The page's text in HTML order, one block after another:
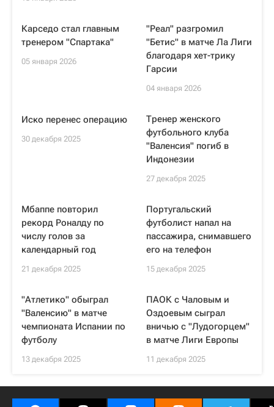
Карседо стал главным
тренером "Спартака"
05 января 2026
"Реал" разгромил
"Бетис" в матче Ла Лиги
благодаря хет-трику
Гарсии
04 января 2026
Иско перенес операцию
30 декабря 2025
Тренер женского
футбольного клуба
"Валенсия" погиб в
Индонезии
27 декабря 2025
Мбаппе повторил
рекорд Роналду по
числу голов за
календарный год
21 декабря 2025
Португальский
футболист напал на
пассажира, снимавшего
его на телефон
15 декабря 2025
"Атлетико" обыграл
"Валенсию" в матче
чемпионата Испании по
футболу
13 декабря 2025
ПАОК с Чаловым и
Оздоевым сыграл
вничью с "Лудогорцем"
в матче Лиги Европы
11 декабря 2025